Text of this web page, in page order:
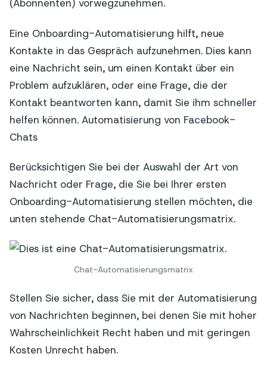
(Abonnenten) vorwegzunehmen.
Eine Onboarding-Automatisierung hilft, neue
Kontakte in das Gespräch aufzunehmen. Dies kann
eine Nachricht sein, um einen Kontakt über ein
Problem aufzuklären, oder eine Frage, die der
Kontakt beantworten kann, damit Sie ihm schneller
helfen können. Automatisierung von Facebook-
Chats
Berücksichtigen Sie bei der Auswahl der Art von
Nachricht oder Frage, die Sie bei Ihrer ersten
Onboarding-Automatisierung stellen möchten, die
unten stehende Chat-Automatisierungsmatrix.
Chat-Automatisierungsmatrix
Stellen Sie sicher, dass Sie mit der Automatisierung
von Nachrichten beginnen, bei denen Sie mit hoher
Wahrscheinlichkeit Recht haben und mit geringen
Kosten Unrecht haben.